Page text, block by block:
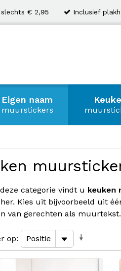
slechts € 2,95 Inclusief
Eigen naam
muurstickers
categorie vindt u keuken
Kies uit bijvoorbeeld uit
van gerechten als
op